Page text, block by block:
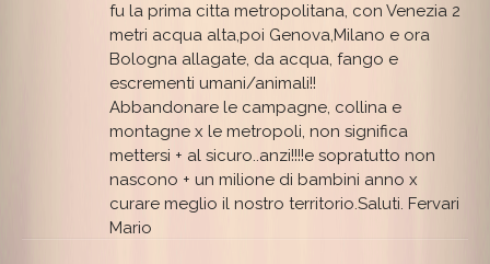
fu la prima citta metropolitana, con Venezia 2
metri acqua alta,poi Genova,Milano e ora
Bologna allagate, da acqua, fango e
escrementi umani/animali!!
Abbandonare le campagne, collina e
montagne x le metropoli, non significa
mettersi + al sicuro..anzi!!!!e sopratutto non
nascono + un milione di bambini anno x
curare meglio il nostro territorio.Saluti. Fervari
Mario